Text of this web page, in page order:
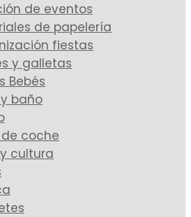
de eventos
de papelería
fiestas
y galletas
Bebés
baño
de coche
cultura